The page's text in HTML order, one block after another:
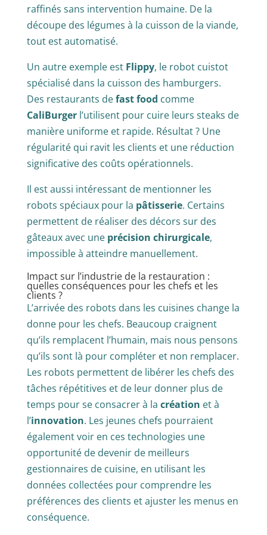
raffinés sans intervention humaine. De la
découpe des légumes à la cuisson de la viande,
tout est automatisé.
Un autre exemple est Flippy, le robot cuistot
spécialisé dans la cuisson des hamburgers.
Des restaurants defast food comme
CaliBurgerl’utilisent pour cuire leurs steaks de
manière uniforme et rapide. Résultat ? Une
régularité qui ravit les clients et une réduction
significative des coûts opérationnels.
Il est aussi intéressant de mentionner les
robots spéciaux pour la pâtisserie. Certains
permettent de réaliser des décors sur des
gâteaux avec une précision chirurgicale,
impossible à atteindre manuellement.
Impact sur l’industrie de la restauration :
quelles conséquences pour les chefs et les
clients ?
L’arrivée des robots dans les cuisines change la
donne pour les chefs. Beaucoup craignent
qu’ils remplacent l’humain, mais nous pensons
qu’ils sont là pour compléter et non remplacer.
Les robots permettent de libérer les chefs des
tâches répétitives et de leur donner plus de
temps pour se consacrer à la création et à
l’innovation. Les jeunes chefs pourraient
également voir en ces technologies une
opportunité de devenir de meilleurs
gestionnaires de cuisine, en utilisant les
données collectées pour comprendre les
préférences des clients et ajuster les menus en
conséquence.